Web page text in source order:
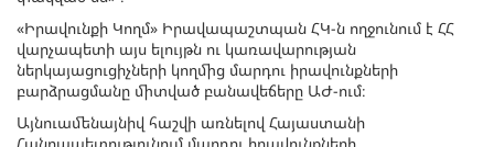
«Իրավունքի Կողմ» Իրավապաշտպան ՀԿ-ն ողջունում է ՀՀ
վարչապետի այս ելույթն ու կառավարության
ներկայացուցիչների կողմից մարդու իրավունքների
բարձրացմանը միտված բանավեճերը ԱԺ-ում։
Այնուամենայնիվ հաշվի առնելով Հայաստանի
Հանրապետությունում մարդու իրավունքների